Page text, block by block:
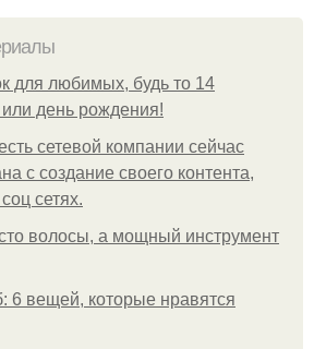
для любимых, будь то 14
день рождения!
сетевой компании сейчас
с создание своего контента,
сетях.
волосы, а мощный инструмент
6 вещей, которые нравятся